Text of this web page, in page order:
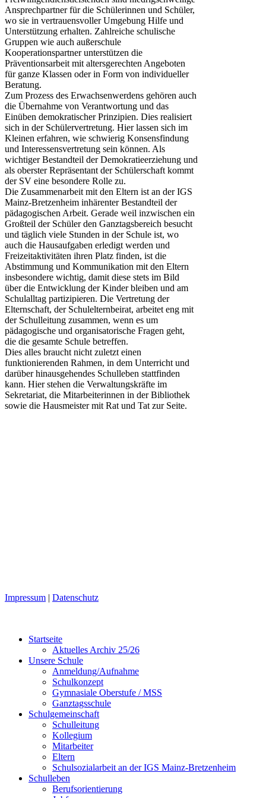
Ansprechpartner für die Schülerinnen und Schüler,
wo sie in vertrauensvoller Umgebung Hilfe und
Unterstützung erhalten. Zahlreiche schulische
Gruppen wie auch außerschule
Kooperationspartner unterstützen die
Präventionsarbeit mit altersgerechten Angeboten
für ganze Klassen oder in Form von individueller
Beratung.
Zum Prozess des Erwachsenwerdens gehören auch
die Übernahme von Verantwortung und das
Einüben demokratischer Prinzipien. Dies realisiert
sich in der Schülervertretung. Hier lassen sich im
Kleinen erfahren, wie schwierig Konsensfindung
und Interessensvertretung sein können. Als
wichtiger Bestandteil der Demokratieerziehung und
als oberster Repräsentant der Schülerschaft kommt
der SV eine besondere Rolle zu.
Die Zusammenarbeit mit den Eltern ist an der IGS
Mainz-Bretzenheim inhärenter Bestandteil der
pädagogischen Arbeit. Gerade weil inzwischen ein
Großteil der Schüler den Ganztagsbereich besucht
und täglich viele Stunden in der Schule ist, wo
auch die Hausaufgaben erledigt werden und
Freizeitaktivitäten ihren Platz finden, ist die
Abstimmung und Kommunikation mit den Eltern
insbesondere wichtig, damit diese stets im Bild
über die Entwicklung der Kinder bleiben und am
Schulalltag partizipieren. Die Vertretung der
Elternschaft, der Schulelternbeirat, arbeitet eng mit
der Schulleitung zusammen, wenn es um
pädagogische und organisatorische Fragen geht,
die die gesamte Schule betreffen.
Dies alles braucht nicht zuletzt einen
funktionierenden Rahmen, in dem Unterricht und
darüber hinausgehendes Schulleben stattfinden
kann. Hier stehen die Verwaltungskräfte im
Sekretariat, die Mitarbeiterinnen in der Bibliothek
sowie die Hausmeister mit Rat und Tat zur Seite.
Impressum | Datenschutz
Startseite
Aktuelles Archiv 25/26
Unsere Schule
Anmeldung/Aufnahme
Schulkonzept
Gymnasiale Oberstufe / MSS
Ganztagsschule
Schulgemeinschaft
Schulleitung
Kollegium
Mitarbeiter
Eltern
Schulsozialarbeit an der IGS Mainz-Bretzenheim
Schulleben
Berufsorientierung